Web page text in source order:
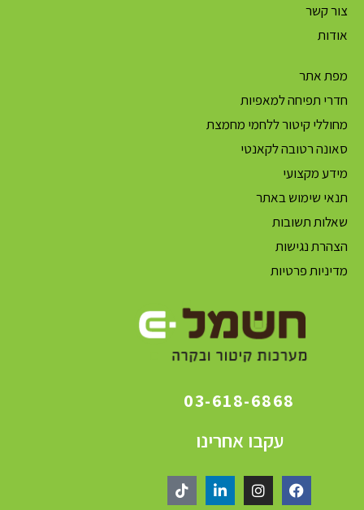
צור קשר
אודות
מפת אתר
חדרי תפיחה למאפיות
מחוללי קיטור ללחמי מחמצת
סאונה רטובה לקאנטי
מידע מקצועי
תנאי שימוש באתר
שאלות תשובות
הצהרת נגישות
מדיניות פרטיות
03-618-6868
עקבו אחרינו